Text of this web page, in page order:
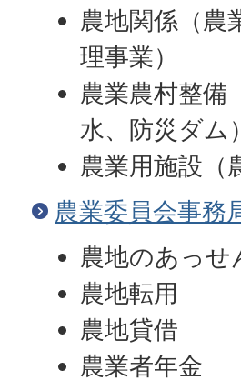
農地関係（農
理事業）
農業農村整備
水、防災ダム）
農業用施設（
農業委員会事務
農地のあっせ
農地転用
農地貸借
農業者年金